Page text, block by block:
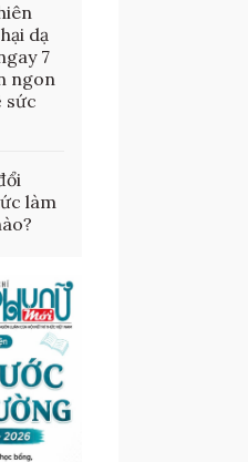
dạ
7
ngon
sức
làm